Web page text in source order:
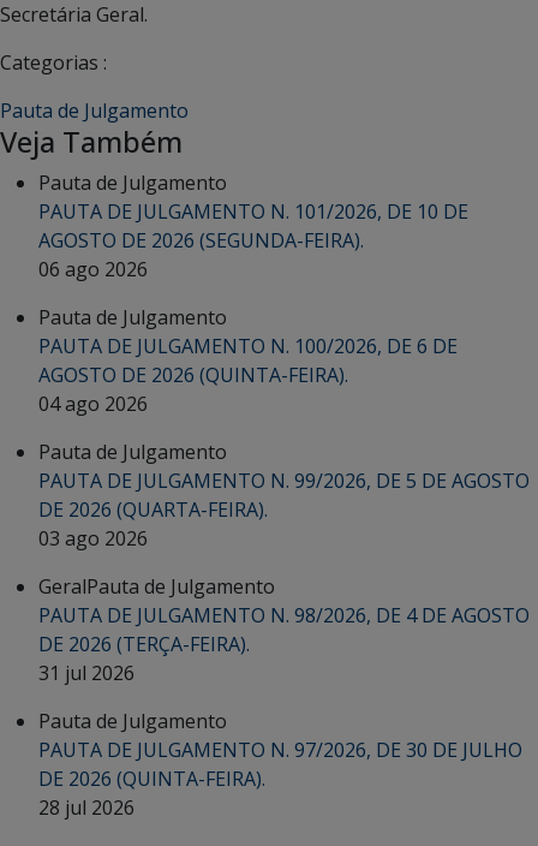
Secretária Geral.
Categorias :
Pauta de Julgamento
Veja Também
Pauta de Julgamento
PAUTA DE JULGAMENTO N. 101/2026, DE 10 DE
AGOSTO DE 2026 (SEGUNDA-FEIRA).
06 ago 2026
Pauta de Julgamento
PAUTA DE JULGAMENTO N. 100/2026, DE 6 DE
AGOSTO DE 2026 (QUINTA-FEIRA).
04 ago 2026
Pauta de Julgamento
PAUTA DE JULGAMENTO N. 99/2026, DE 5 DE AGOSTO
DE 2026 (QUARTA-FEIRA).
03 ago 2026
GeralPauta de Julgamento
PAUTA DE JULGAMENTO N. 98/2026, DE 4 DE AGOSTO
DE 2026 (TERÇA-FEIRA).
31 jul 2026
Pauta de Julgamento
PAUTA DE JULGAMENTO N. 97/2026, DE 30 DE JULHO
DE 2026 (QUINTA-FEIRA).
28 jul 2026